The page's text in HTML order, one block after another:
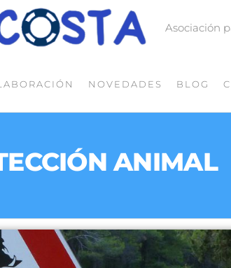
Asociación
NOVEDADES BLOG
ANIMAL